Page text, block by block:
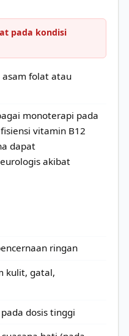
pada kondisi
folat atau
monoterapi pada
vitamin B12
dapat
akibat
ringan
kulit, gatal,
dosis tinggi